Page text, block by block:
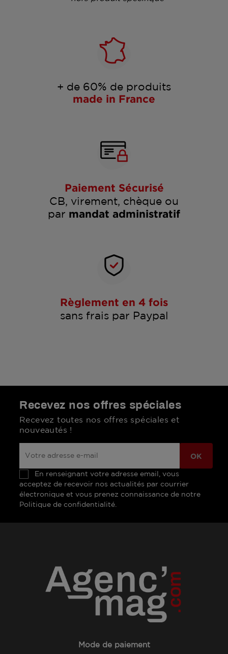
+ de 60% de produits
made in France
Paiement Sécurisé
CB, virement, chèque ou
par mandat administratif
Règlement en 4 fois
sans frais par Paypal
Recevez nos offres spéciales
Recevez toutes nos offres spéciales et
nouveautés !
En renseignant votre adresse email, vous
acceptez de recevoir nos actualités par courrier
électronique et vous prenez connaissance de notre
Politique de confidentialité.
Mode de paiement